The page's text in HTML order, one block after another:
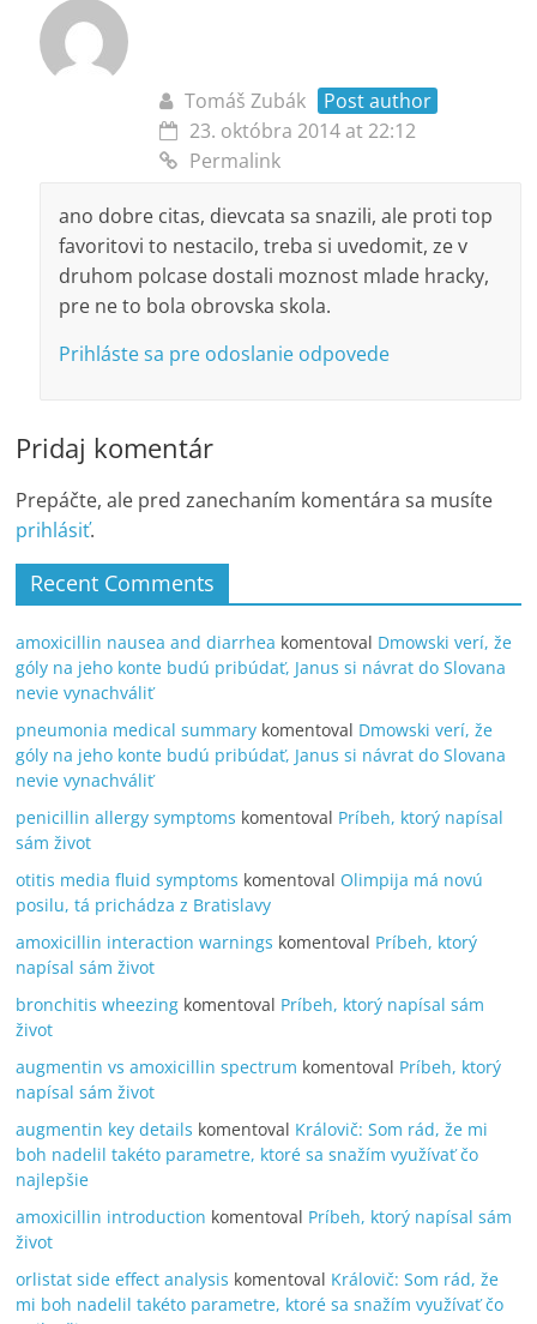
Tomáš Zubák
Post author
23. októbra 2014 at 22:12
Permalink
ano dobre citas, dievcata sa snazili, ale proti top
favoritovi to nestacilo, treba si uvedomit, ze v
druhom polcase dostali moznost mlade hracky,
pre ne to bola obrovska skola.
Prihláste sa pre odoslanie odpovede
Pridaj komentár
Prepáčte, ale pred zanechaním komentára sa musíte
prihlásiť.
Recent Comments
amoxicillin nausea and diarrhea komentoval Dmowski verí, že
góly na jeho konte budú pribúdať, Janus si návrat do Slovana
nevie vynachváliť
pneumonia medical summary komentoval Dmowski verí, že
góly na jeho konte budú pribúdať, Janus si návrat do Slovana
nevie vynachváliť
penicillin allergy symptoms komentoval Príbeh, ktorý napísal
sám život
otitis media fluid symptoms komentoval Olimpija má novú
posilu, tá prichádza z Bratislavy
amoxicillin interaction warnings komentoval Príbeh, ktorý
napísal sám život
bronchitis wheezing komentoval Príbeh, ktorý napísal sám
život
augmentin vs amoxicillin spectrum komentoval Príbeh, ktorý
napísal sám život
augmentin key details komentoval Královič: Som rád, že mi
boh nadelil takéto parametre, ktoré sa snažím využívať čo
najlepšie
amoxicillin introduction komentoval Príbeh, ktorý napísal sám
život
orlistat side effect analysis komentoval Královič: Som rád, že
mi boh nadelil takéto parametre, ktoré sa snažím využívať čo